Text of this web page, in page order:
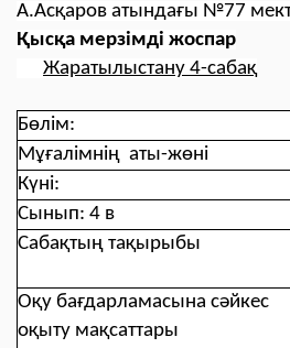
А.Асқаров атындағы №77
Қысқа мерзімді жоспар
Жаратылыстану 4-сабақ
Бөлім:
Мұғалімнің аты-жөні
Күні:
Сынып: 4 в
Сабақтың тақырыбы
Оқу бағдарламасына сәйкес
оқыту мақсаттары